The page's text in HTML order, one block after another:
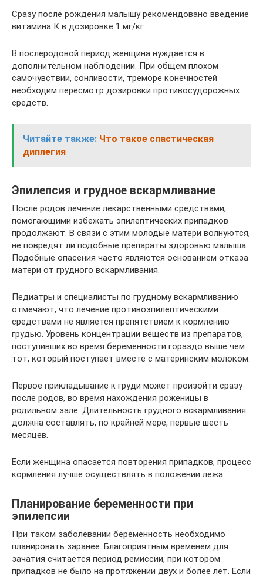
Сразу после рождения малышу рекомендовано введение
витамина К в дозировке 1 мг/кг.
В послеродовой период женщина нуждается в
дополнительном наблюдении. При общем плохом
самочувствии, сонливости, треморе конечностей
необходим пересмотр дозировки противосудорожных
средств.
Читайте также: Что такое спастическая
диплегия
Эпилепсия и грудное вскармливание
После родов лечение лекарственными средствами,
помогающими избежать эпилептических припадков
продолжают. В связи с этим молодые матери волнуются,
не повредят ли подобные препараты здоровью малыша.
Подобные опасения часто являются основанием отказа
матери от грудного вскармливания.
Педиатры и специалисты по грудному вскармливанию
отмечают, что лечение противоэпилептическими
средствами не является препятствием к кормлению
грудью. Уровень концентрации веществ из препаратов,
поступивших во время беременности гораздо выше чем
тот, который поступает вместе с материнским молоком.
Первое прикладывание к груди может произойти сразу
после родов, во время нахождения роженицы в
родильном зале. Длительность грудного вскармливания
должна составлять, по крайней мере, первые шесть
месяцев.
Если женщина опасается повторения припадков, процесс
кормления лучше осуществлять в положении лежа.
Планирование беременности при
эпилепсии
При таком заболевании беременность необходимо
планировать заранее. Благоприятным временем для
зачатия считается период ремиссии, при котором
припадков не было на протяжении двух и более лет. Если